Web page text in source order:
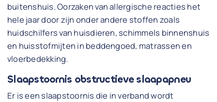
buitenshuis. Oorzaken van allergische reacties het
hele jaar door zijn onder andere stoffen zoals
huidschilfers van huisdieren, schimmels binnenshuis
en huisstofmijten in beddengoed, matrassen en
vloerbedekking.
Slaapstoornis obstructieve slaapapneu
Er is een slaapstoornis die in verband wordt